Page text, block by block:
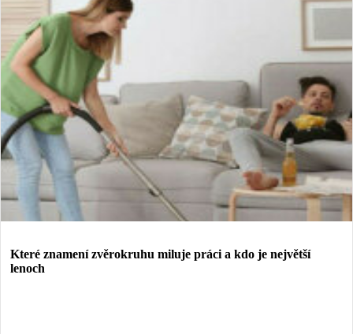
Které znamení zvěrokruhu miluje práci a kdo je největší
lenoch